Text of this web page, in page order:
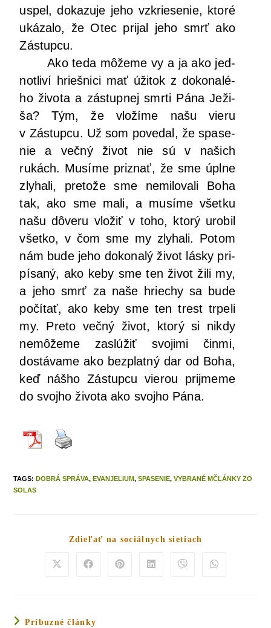
uspel, doka­zu­je jeho vzkrie­se­nie, kto­ré
uká­za­lo, že Otec pri­jal jeho smrť ako
Zástupcu.
Ako teda môže­me vy a ja ako jed­
not­li­ví hrieš­ni­ci mať úži­tok z doko­na­lé­
ho živo­ta a zástup­nej smr­ti Pána Ježi­
ša? Tým, že vlo­ží­me našu vie­ru
v Zástup­cu. Už som pove­dal, že spa­se­
nie a več­ný život nie sú v našich
rukách. Musí­me pri­znať, že sme úpl­ne
zly­ha­li, pre­to­že sme nemi­lo­va­li Boha
tak, ako sme mali, a musí­me všet­ku
našu dôve­ru vlo­žiť v toho, kto­rý uro­bil
všet­ko, v čom sme my zly­ha­li. Potom
nám bude jeho doko­na­lý život lás­ky pri­
pí­sa­ný, ako keby sme ten život žili my,
a jeho smrť za naše hrie­chy sa bude
počí­tať, ako keby sme ten trest trpe­li
my. Pre­to več­ný život, kto­rý si nikdy
nemô­že­me zaslú­žiť svo­ji­mi čin­mi,
dostá­va­me ako bez­plat­ný dar od Boha,
keď náš­ho Zástup­cu vie­rou prij­me­me
do svoj­ho živo­ta ako svoj­ho Pána.
TAGS:DOBRÁ SPRÁVA, EVANJELIUM, SPASENIE, VYBRANÉ MČLÁNKY ZO
SOLAS
Zdieľať na sociálnych sietiach
Príbuzné články